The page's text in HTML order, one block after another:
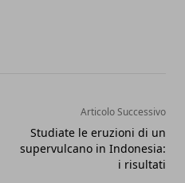
Articolo Successivo
Studiate le eruzioni di un
supervulcano in Indonesia:
i risultati